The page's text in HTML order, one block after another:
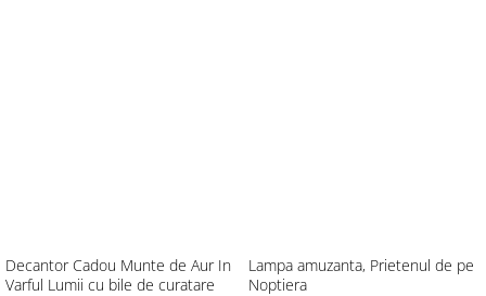
Decantor Cadou Munte de Aur In
Varful Lumii cu bile de curatare
Lampa amuzanta, Prietenul de pe
Noptiera